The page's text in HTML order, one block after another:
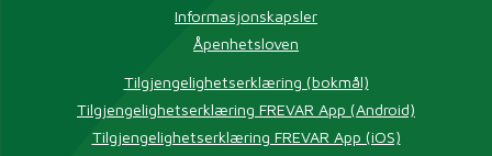
Informasjonskapsler
Åpenhetsloven
Tilgjengelighetserklæring (bokmål)
Tilgjengelighetserklæring FREVAR App (Android)
Tilgjengelighetserklæring FREVAR App (iOS)